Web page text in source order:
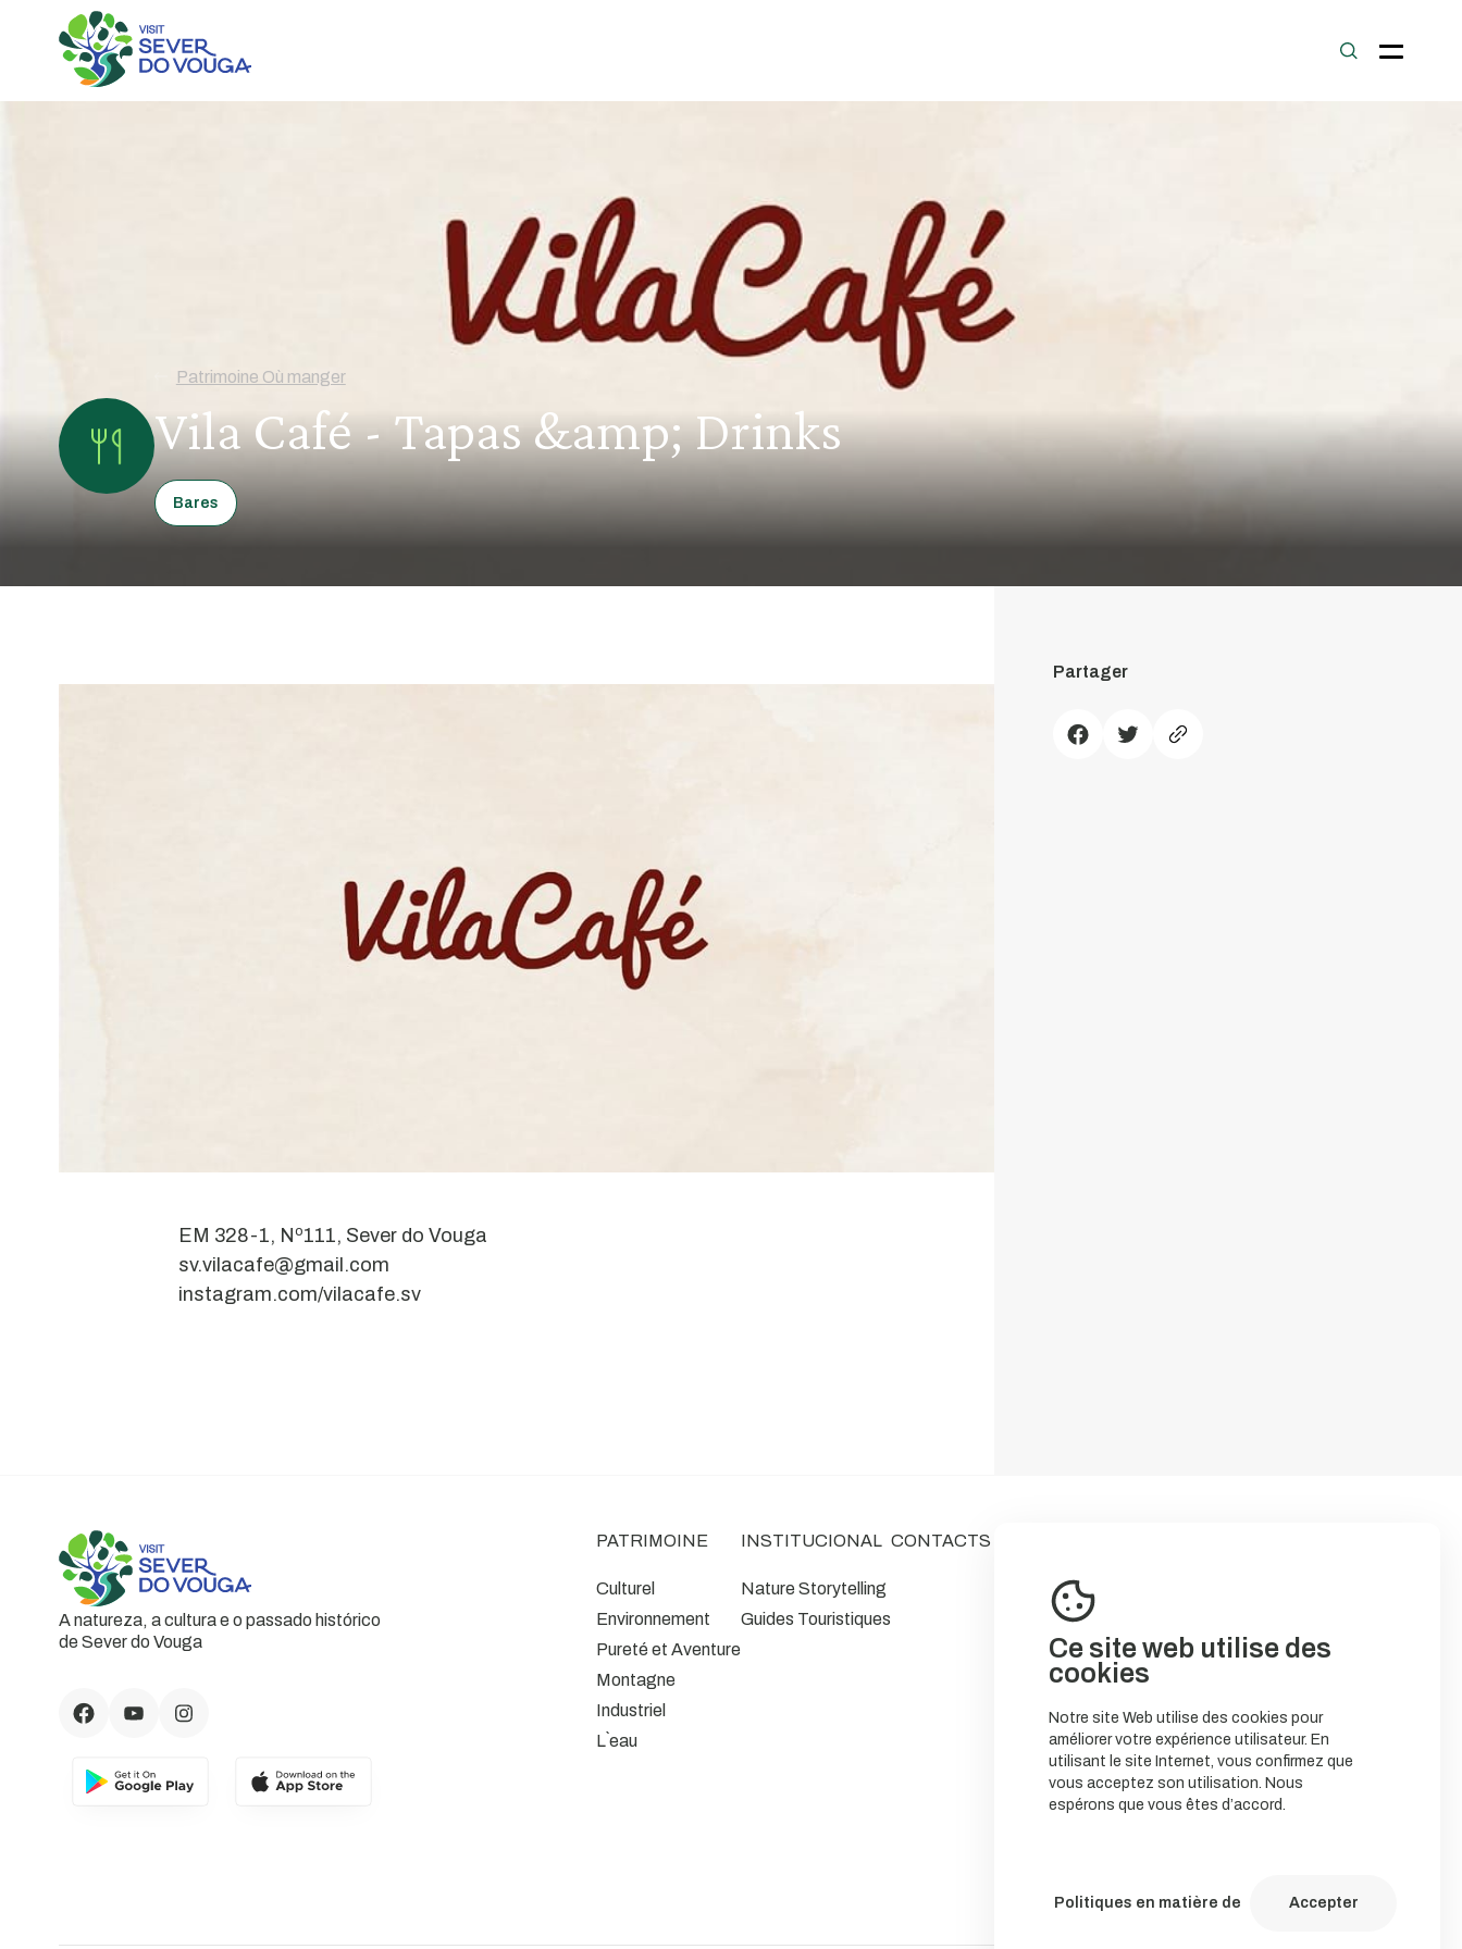
Ce site web utilise des
cookies
Notre site Web utilise des cookies pour
améliorer votre expérience utilisateur. En
utilisant le site Internet, vous confirmez que
vous acceptez son utilisation. Nous
espérons que vous êtes d’accord.
Politiques en matière de Accepter
Patrimoine Où manger
Vila Café - Tapas &amp; Drinks
Bares
EM 328-1, Nº111, Sever do Vouga
sv.vilacafe@gmail.com
instagram.com/vilacafe.sv
Partager
A natureza, a cultura e o passado histórico
de Sever do Vouga
PATRIMOINE
Culturel
Environnement
Pureté et Aventure
Montagne
Industriel
L`eau
INSTITUCIONAL
Nature Storytelling
Guides Touristiques
CONTACTS